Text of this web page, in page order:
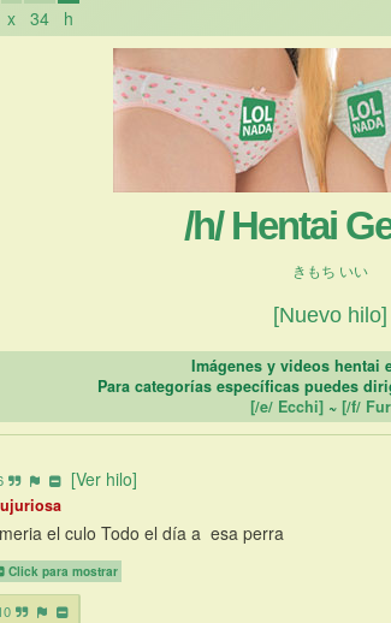
x 34 h
/h/ Hentai
きもち いい
[Nuevo hilo]
Imágenes y videos hentai
Para categorías específicas puedes
[/e/ Ecchi]~ [/f/
[Ver hilo]
el culo Todo el día a  esa perra
Click para mostrar